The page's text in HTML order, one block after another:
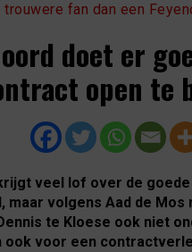
fan dan een
doet er
open te
veel lof over de
maar volgens Aad de Mos
te Kloese ook niet
ook voor een